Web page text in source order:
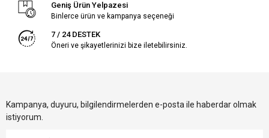
Geniş Ürün Yelpazesi
Binlerce ürün ve kampanya seçeneği
7 / 24 DESTEK
Öneri ve şikayetlerinizi bize iletebilirsiniz.
Kampanya, duyuru, bilgilendirmelerden e-posta ile haberdar olmak
istiyorum.